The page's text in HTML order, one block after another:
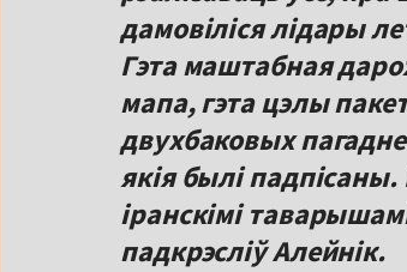
дамовіліся лідары
Гэта маштабная
мапа, гэта цэлы
двухбаковых
якія былі падпісаны.
іранскімі
падкрэсліў Алейнік.